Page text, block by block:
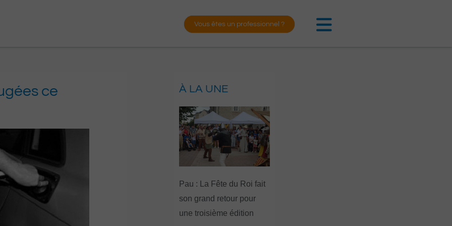
Vous êtes un professionnel ?
ce
À LA UNE
Pau : La Fête du Roi fait
son grand retour pour
une troisième édition